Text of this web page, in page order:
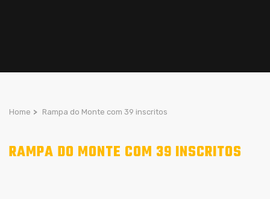
Home > Rampa do Monte com 39 inscritos
RAMPA DO MONTE COM 39 INSCRITOS